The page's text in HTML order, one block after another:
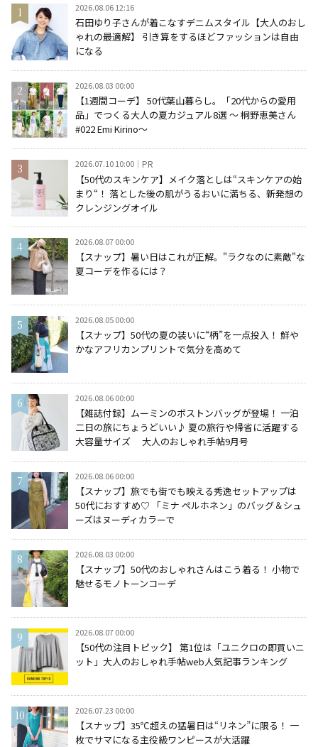
2026.08.06 12:16
石田ゆり子さんが着こなすデニムスタイル【大人のおし
ゃれの最適解】 引き算をするほどファッションは自由
になる
2026.08.03 00:00
【1週間コーデ】 50代葉山暮らし。「20代からの愛用
品」でつくる大人の夏カジュアル8選 ～ 桐野恵美さん
#022 Emi Kirino～
2026.07.10 10:00 PR
【50代のスキンケア】メイク落としは“スキンケアの始
まり“！ 落とした後の肌がうるおいに満ちる、新発想の
クレンジングオイル
2026.08.07 00:00
【スナップ】暑い日はこれが正解。"ラクなのに素敵"な
夏コーデを作るには？
2026.08.05 00:00
【スナップ】50代の夏の装いに“柄”を一点投入！ 鮮や
かなアフリカンプリントで気分を高めて
2026.08.06 00:00
【雑誌付録】ムーミンのボストンバッグが登場！ 一泊
二日の旅にちょうどいい♪ 夏の旅行や帰省に活躍する
大容量サイズ 大人のおしゃれ手帖9月号
2026.08.06 00:00
【スナップ】旅でも街でも映える秀逸セットアップは
50代におすすめ♡ 「ミナ ペルホネン」のバッグ＆シュ
ーズはヌーディカラーで
2026.08.03 00:00
【スナップ】50代のおしゃれさんはこう着る！ 小物で
魅せるモノトーンコーデ
2026.08.07 00:00
【50代の注目トピック】 第1位は「ユニクロの即買いニ
ット」大人のおしゃれ手帖web人気記事ランキング
2026.07.23 00:00
【スナップ】35℃超えの猛暑日は“リネン”に限る！ 一
枚でサマになる主役級ワンピースが大活躍